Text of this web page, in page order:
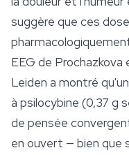
suggère que ces
EEG de Prochazkova
Leiden a montré
à psilocybine (0,37 g
de pensée
en ouvert — bien que